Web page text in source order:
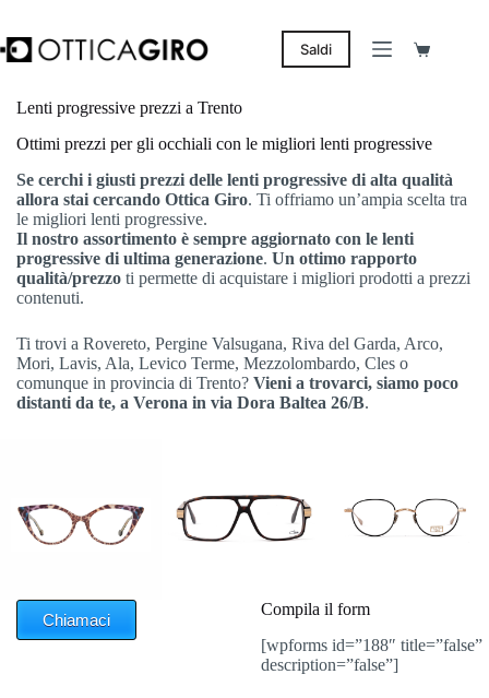
contenuto
Saldi Carrello
Lenti progressive prezzi a Trento
Ottimi prezzi per gli occhiali con le migliori lenti progressive
Se cerchi i giusti prezzi delle lenti progressive di alta qualità
allora stai cercando Ottica Giro. Ti offriamo un’ampia scelta tra
le migliori lenti progressive.
Il nostro assortimento è sempre aggiornato con le lenti
progressive di ultima generazione. Un ottimo rapporto
qualità/prezzo ti permette di acquistare i migliori prodotti a prezzi
contenuti.
Ti trovi a Rovereto, Pergine Valsugana, Riva del Garda, Arco,
Mori, Lavis, Ala, Levico Terme, Mezzolombardo, Cles o
comunque in provincia di Trento? Vieni a trovarci, siamo poco
distanti da te, a Verona in via Dora Baltea 26/B.
Chiamaci
Compila il form
[wpforms id=”188″ title=”false”
description=”false”]